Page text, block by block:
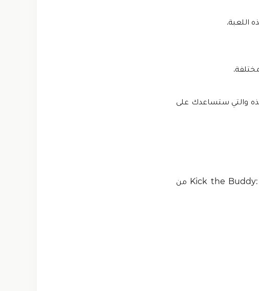
اللعبة.
والتي ستساعدك على
يمكنك الحصول على المال كعملات معدنية وأحجار كريمة في Kick the Buddy: Forever من